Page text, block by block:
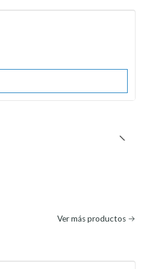
Ver más productos